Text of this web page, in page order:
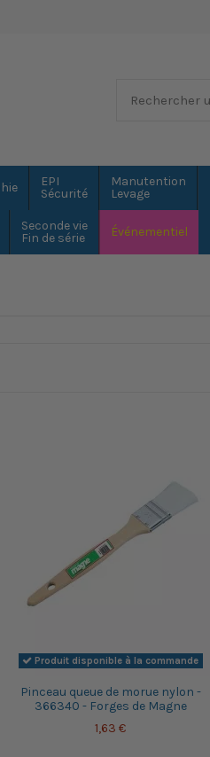
EPI
Sécurité
Manutention
Levage
Seconde vie
Fin de série
Événementiel
Produit disponible à la commande
Pinceau queue de morue nylon -
366340 - Forges de Magne
1,63 €